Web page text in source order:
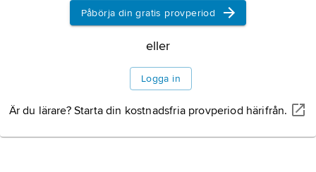
Påbörja din gratis provperiod
eller
Logga in
Är du lärare? Starta din kostnadsfria provperiod härifrån.